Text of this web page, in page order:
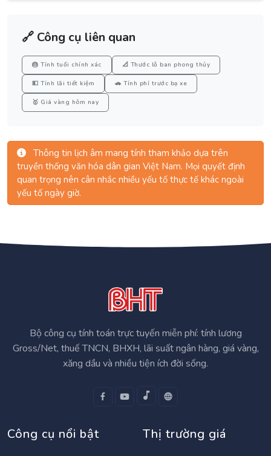
🔗 Công cụ liên quan
🎂 Tính tuổi chính xác 📐 Thước lỗ ban phong thủy
💵 Tính lãi tiết kiệm 🚗 Tính phí trước bạ xe
🥇 Giá vàng hôm nay
Thông tin lịch âm mang tính tham khảo dựa trên
truyền thống văn hóa dân gian Việt Nam. Mọi quyết định
quan trọng nên cân nhắc nhiều yếu tố thực tế khác ngoài
yếu tố ngày giờ.
Bộ công cụ tính toán trực tuyến miễn phí: tính lương
Gross/Net, thuế TNCN, BHXH, lãi suất ngân hàng, giá vàng,
xăng dầu và nhiều tiện ích đời sống.
Công cụ nổi bật Thị trường giá